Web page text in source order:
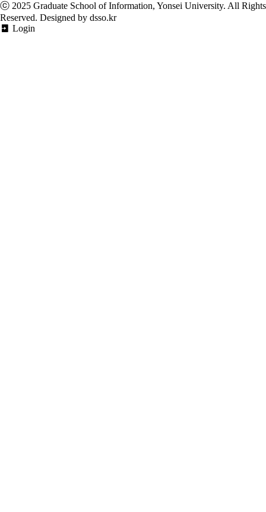
ⓒ 2025 Graduate School of Information, Yonsei University. All Rights
Reserved. Designed by dsso.kr
Login